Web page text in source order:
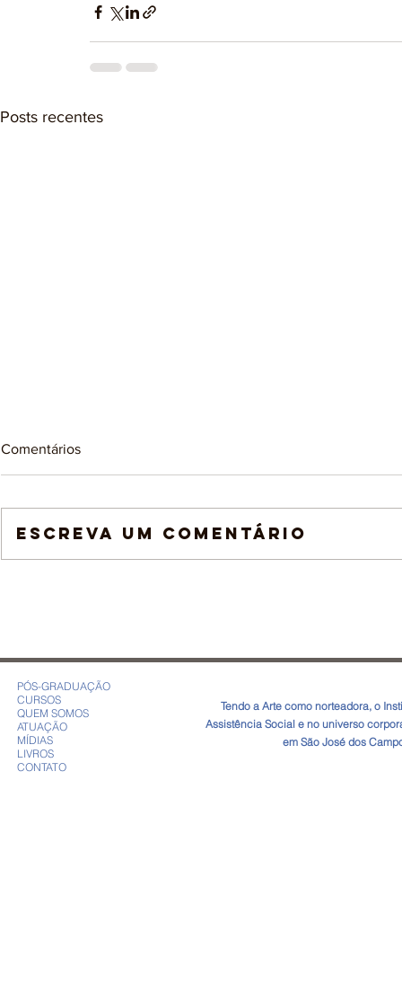
Posts recentes
Comentários
Escreva um comentário
PÓS-GRADUAÇÃO
CURSOS
QUEM SOMOS
ATUAÇÃO
MÍDIAS
LIVROS
CONTATO
​Tendo a Arte como norteadora, o
Assistência Social e no universo
em São José dos